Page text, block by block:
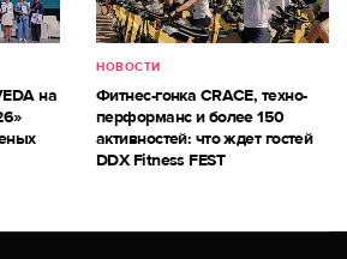
на
НОВОСТИ
Фитнес-гонка CRACE, техно-
перформанс и более 150
активностей: что ждет гостей
DDX Fitness FEST